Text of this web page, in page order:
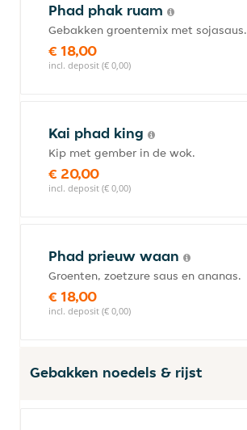
Phad phak ruam
Gebakken groentemix met sojasaus.
€ 18,00
incl. deposit (€ 0,00)
Kai phad king
Kip met gember in de wok.
€ 20,00
incl. deposit (€ 0,00)
Phad prieuw waan
Groenten, zoetzure saus en ananas.
€ 18,00
incl. deposit (€ 0,00)
Gebakken noedels & rijst